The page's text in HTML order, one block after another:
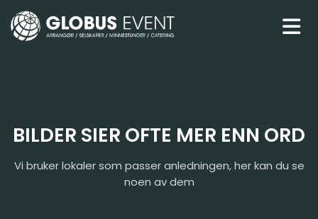
BILDER SIER OFTE MER ENN ORD
Vi bruker lokaler som passer anledningen, her kan du se
noen av dem